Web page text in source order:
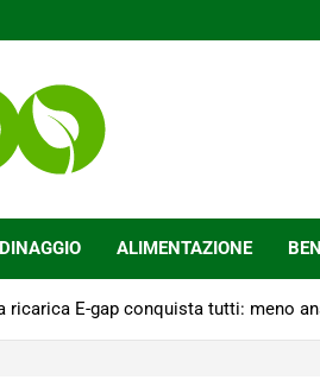
ALIMENTAZIONE
ricarica E-gap conquista tutti: meno